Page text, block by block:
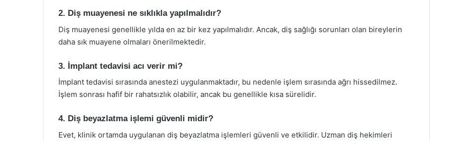
2. Diş muayenesi ne sıklıkla yapılmalıdır?
Diş muayenesi genellikle yılda en az bir kez yapılmalıdır. Ancak, diş sağlığı sorunları olan bireylerin
daha sık muayene olmaları önerilmektedir.
3. İmplant tedavisi acı verir mi?
İmplant tedavisi sırasında anestezi uygulanmaktadır, bu nedenle işlem sırasında ağrı hissedilmez.
İşlem sonrası hafif bir rahatsızlık olabilir, ancak bu genellikle kısa sürelidir.
4. Diş beyazlatma işlemi güvenli midir?
Evet, klinik ortamda uygulanan diş beyazlatma işlemleri güvenli ve etkilidir. Uzman diş hekimleri